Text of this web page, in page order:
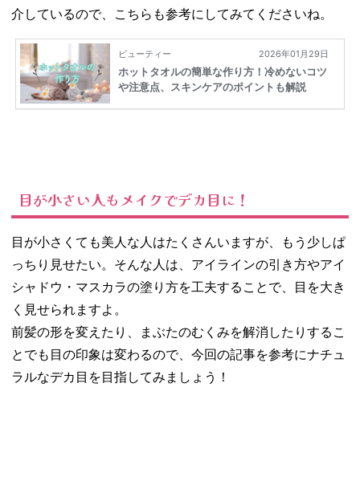
介しているので、こちらも参考にしてみてくださいね。
目が小さい人もメイクでデカ目に！
目が小さくても美人な人はたくさんいますが、もう少しぱ
っちり見せたい。そんな人は、アイラインの引き方やアイ
シャドウ・マスカラの塗り方を工夫することで、目を大き
く見せられますよ。
前髪の形を変えたり、まぶたのむくみを解消したりするこ
とでも目の印象は変わるので、今回の記事を参考にナチュ
ラルなデカ目を目指してみましょう！